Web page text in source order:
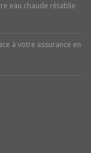
eau chaude rétablie
à votre assurance en